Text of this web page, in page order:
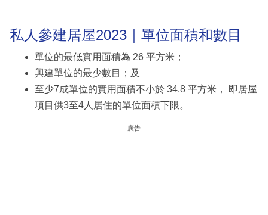
私人參建居屋2023｜單位面積和數目
單位的最低實用面積為 26 平方米；
興建單位的最少數目；及
至少7成單位的實用面積不小於 34.8 平方米， 即居屋
項目供3至4人居住的單位面積下限。
廣告